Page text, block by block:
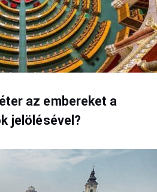
az embereket a
jelölésével?